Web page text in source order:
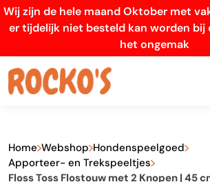
Wij zijn de hele maand Oktober met
er tijdelijk niet besteld kan worden bij
het ongemak
Home Webshop Hondenspeelgoed
Apporteer- en Trekspeeltjes
Floss Toss Flostouw met 2 Knopen | 45